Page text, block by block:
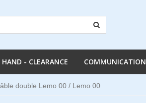
HAND - CLEARANCE COMMUNICATION
double Lemo 00 / Lemo 00